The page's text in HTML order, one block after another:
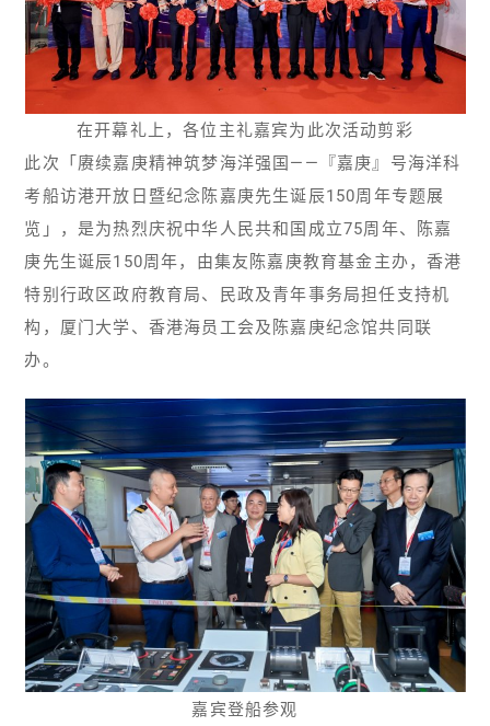
在开幕礼上，各位主礼嘉宾为此次活动剪彩
此次「赓续嘉庚精神筑梦海洋强国——『嘉庚』号海洋科
考船访港开放日暨纪念陈嘉庚先生诞辰150周年专题展
览」，是为热烈庆祝中华人民共和国成立75周年、陈嘉
庚先生诞辰150周年，由集友陈嘉庚教育基金主办，香港
特别行政区政府教育局、民政及青年事务局担任支持机
构，厦门大学、香港海员工会及陈嘉庚纪念馆共同联
办。
嘉宾登船参观